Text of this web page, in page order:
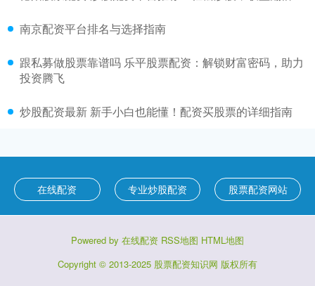
南京配资平台排名与选择指南
跟私募做股票靠谱吗 乐平股票配资：解锁财富密码，助力
投资腾飞
炒股配资最新 新手小白也能懂！配资买股票的详细指南
在线配资 专业炒股配资 股票配资网站
Powered by 在线配资 RSS地图 HTML地图
Copyright © 2013-2025 股票配资知识网 版权所有